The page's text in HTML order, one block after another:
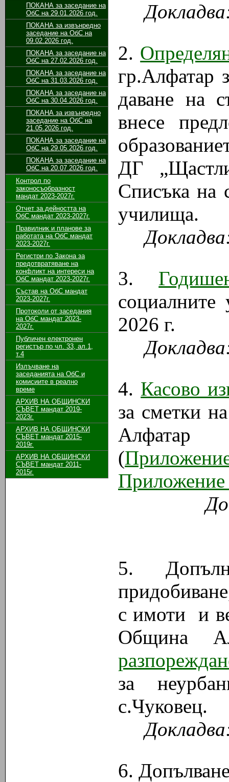
ПОКАНА за заседание на
ОбС на 29.01.2026 год.
ПОКАНА за извънредно
заседание на ОбС на
09.02.2026 год.
ПОКАНА за заседание на
ОбС на 27.02.2026 год.
ПОКАНА за заседание на
ОбС на 31.03.2026 год.
ПОКАНА за заседание на
ОбС на 30.04.2026 год.
ПОКАНА за извънредно
заседание на ОбС на
21.05.2026 год.
ПОКАНА за заседание на
ОбС на 29.05.2026 год.
ПОКАНА за заседание на
ОбС на 20.07.2026 год.
Контрол по
законосъобразност
мандат 2023-2027г.
Отчет за дейността на
ОбС мандат 2023-2027г.
Правилник и планове за
работата на ОбС мандат
2023-2027г.
Регистри по Закона за
предотвратяване на
конфликт на интереси на
ОбС мандат 2023-2027г.
Състав на ОбС мандат
2023-2027г.
Протоколи от заседания
на ОбС мандат 2023-
2027г.
Публичен електронен
регистър по чл. 33, ал.1,
т.4
Излъчване на
заседанията на ОбС и
комисиите в реално
време
АРХИВ НА ОБЩИНСКИ
СЪВЕТ мандат 2019-
2023г.
АРХИВ НА ОБЩИНСКИ
СЪВЕТ мандат 2015-
2019г.
АРХИВ НА ОБЩИНСКИ
СЪВЕТ мандат 2011-
2015г.
2.
гр.Алфатар
даване на
внесе
ДГ
Списъка на
училища.
3.
2026 г.
4. Касово
за сметки
(
5.
с имоти и
Община
за
с.Чуковец.
6.